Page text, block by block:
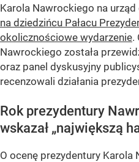
Karola Nawrockiego na
na dziedzińcu Pałacu
okolicznościowe wydarzenie.
Nawrockiego została
oraz panel dyskusyjny
recenzowali działania
Rok prezydentury
wskazał „największą
O ocenę prezydentury